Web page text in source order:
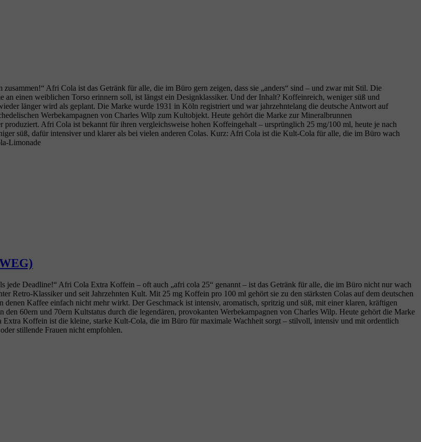
Afri Cola ist das Getränk für alle, die im Büro gern zeigen, dass sie „anders“ sind – und zwar mit Stil. Die
an einen weiblichen Torso erinnern soll, ist längst ein Designklassiker. Und der Inhalt? Koffeinreich, weniger süß und
länger wird als geplant. Die Marke wurde 1931 in Köln registriert und war jahrzehntelang die deutsche Antwort auf
Werbekampagnen von Charles Wilp zum Kultobjekt. Heute gehört die Marke zur Mineralbrunnen
Afri Cola ist bekannt für ihren vergleichsweise hohen Koffeingehalt – ursprünglich 25 mg/100 ml, heute je nach
süß, dafür intensiver und klarer als bei vielen anderen Colas. Kurz: Afri Cola ist die Kult‑Cola für alle, die im Büro wach
Deadline!“ Afri Cola Extra Koffein – oft auch „afri cola 25“ genannt – ist das Getränk für alle, die im Büro nicht nur wach
Retro‑Klassiker und seit Jahrzehnten Kult. Mit 25 mg Koffein pro 100 ml gehört sie zu den stärksten Colas auf dem deutschen
Kaffee einfach nicht mehr wirkt. Der Geschmack ist intensiv, aromatisch, spritzig und süß, mit einer klaren, kräftigen
60ern und 70ern Kultstatus durch die legendären, provokanten Werbekampagnen von Charles Wilp. Heute gehört die Marke
Koffein ist die kleine, starke Kult‑Cola, die im Büro für maximale Wachheit sorgt – stilvoll, intensiv und mit ordentlich
stillende Frauen nicht empfohlen.